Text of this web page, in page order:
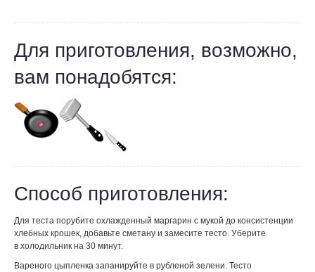
Для приготовления, возможно,
вам понадобятся:
Способ приготовления:
Для теста порубите охлажденный маргарин с мукой до консистенции
хлебных крошек, добавьте сметану и замесите тесто. Уберите
в холодильник на 30 минут.
Вареного цыпленка запанируйте в рубленой зелени. Тесто